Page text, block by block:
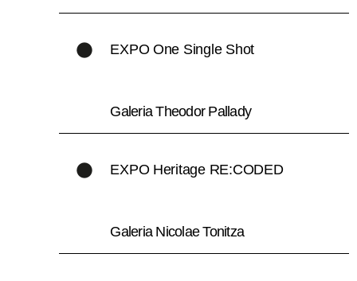
EXPO One Single Shot
Galeria Theodor Pallady
EXPO Heritage RE:CODED
Galeria Nicolae Tonitza